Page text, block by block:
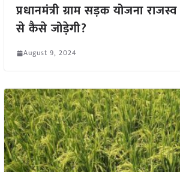
प्रधानमंत्री ग्राम सड़क योजना
से कैसे जोड़ेगी?
August 9, 2024